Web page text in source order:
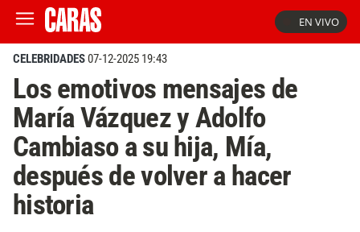
EN VIVO
CELEBRIDADES07-12-2025 19:43
Los emotivos mensajes de
María Vázquez y Adolfo
Cambiaso a su hija, Mía,
después de volver a hacer
historia